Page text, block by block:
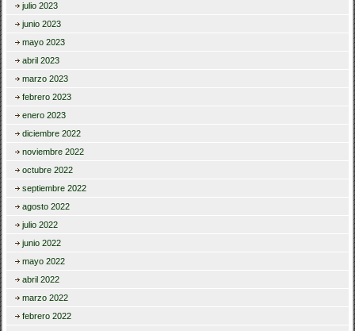
julio 2023
junio 2023
mayo 2023
abril 2023
marzo 2023
febrero 2023
enero 2023
diciembre 2022
noviembre 2022
octubre 2022
septiembre 2022
agosto 2022
julio 2022
junio 2022
mayo 2022
abril 2022
marzo 2022
febrero 2022